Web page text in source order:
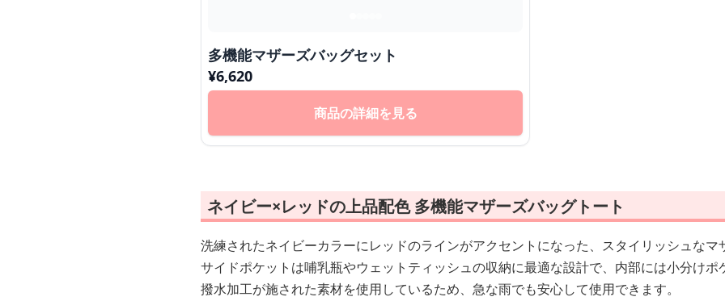
多機能マザーズバッグセット
¥6,620
商品の詳細を見る
ネイビー×レッドの上品配色 多機能マザーズバッグトート
洗練されたネイビーカラーにレッドのラインがアクセントになった、スタイリッシュなマ
サイドポケットは哺乳瓶やウェットティッシュの収納に最適な設計で、内部には小分けポ
撥水加工が施された素材を使用しているため、急な雨でも安心して使用できます。